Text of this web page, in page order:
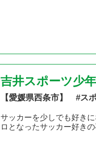
吉井スポーツ少
【愛媛県西条市】 #ス
サッカーを少しでも好き
ロとなったサッカー好き